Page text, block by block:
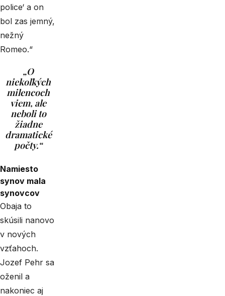
police‘ a on
bol zas jemný,
nežný
Romeo.“
„O
niekoľkých
milencoch
viem, ale
neboli to
žiadne
dramatické
počty.“
Namiesto
synov mala
synovcov
Obaja to
skúsili nanovo
v nových
vzťahoch.
Jozef Pehr sa
oženil a
nakoniec aj